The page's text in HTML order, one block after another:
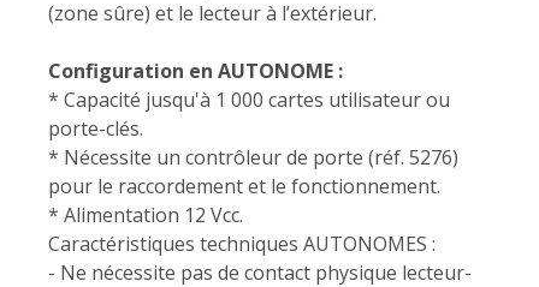
(zone sûre) et le lecteur à l’extérieur.
Configuration en AUTONOME :
* Capacité jusqu'à 1 000 cartes utilisateur ou
porte-clés.
* Nécessite un contrôleur de porte (réf. 5276)
pour le raccordement et le fonctionnement.
* Alimentation 12 Vcc.
Caractéristiques techniques AUTONOMES :
- Ne nécessite pas de contact physique lecteur-